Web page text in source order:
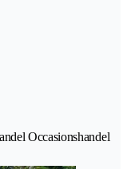
Occasionshandel